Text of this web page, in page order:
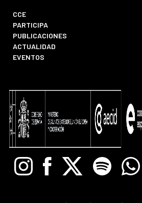
CCE
PARTICIPA
PUBLICACIONES
ACTUALIDAD
EVENTOS
InstagramFacebook
X Spotify